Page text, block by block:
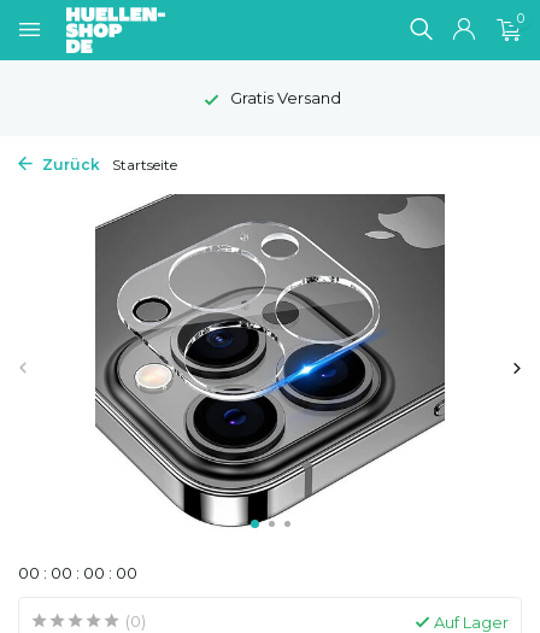
0
Gratis Versand
Zurück Startseite
00 : 00 : 00 : 00
(0)
Auf Lager